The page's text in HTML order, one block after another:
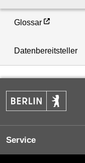
Glossar
Datenbereitsteller
Service